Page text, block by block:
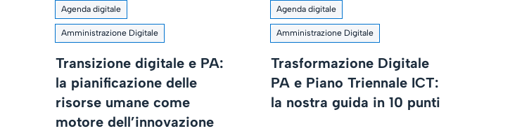
Agenda digitale
Amministrazione Digitale
Transizione digitale e PA:
la pianificazione delle
risorse umane come
motore dell’innovazione
Agenda digitale
Amministrazione Digitale
Trasformazione Digitale
PA e Piano Triennale ICT:
la nostra guida in 10 punti